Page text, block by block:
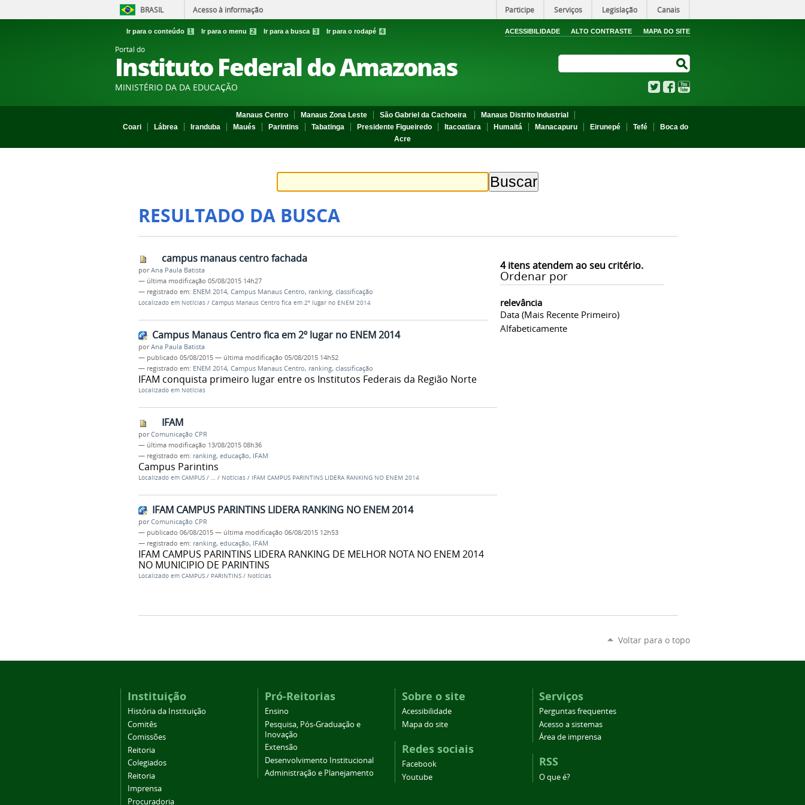
BRASIL Acesso à informação Participe Serviços Legislação Canais
Ir para o conteúdo 1 Ir para o menu 2 Ir para a busca 3 Ir para o rodapé 4 ACESSIBILIDADE ALTO CONTRASTE MAPA DO SITE
Portal do
Instituto Federal do Amazonas
MINISTÉRIO DA DA EDUCAÇÃO TwitterFacebook
Manaus Centro Manaus Zona Leste São Gabriel da Cachoeira
Manaus Distrito Industrial
Coari
Lábrea Iranduba Maués Parintins Tabatinga Presidente Figueiredo Itacoatiara Humaitá Manacapuru Eirunepé Tefé
Boca do
Acre
RESULTADO DA BUSCA
4itens atendem ao seu critério.
Ordenar por
relevância
Data (mais Recente Primeiro)
Alfabeticamente
campus manaus centro fachada
porAna Paula Batista
— última modificação 05/08/2015 14h27
— registrado em: ENEM 2014, Campus Manaus Centro, ranking, classificação
Localizado em Notícias / Campus Manaus Centro fica em 2º lugar no ENEM 2014
Campus Manaus Centro fica em 2º lugar no ENEM 2014
porAna Paula Batista
— publicado 05/08/2015 — última modificação 05/08/2015 14h52
— registrado em: ENEM 2014, Campus Manaus Centro, ranking, classificação
IFAM conquista primeiro lugar entre os Institutos Federais da Região Norte
Localizado em Notícias
IFAM
porComunicação CPR
— última modificação 13/08/2015 08h36
— registrado em: ranking, educação, IFAM
Campus Parintins
Localizado em CAMPUS / … / Notícias / IFAM CAMPUS PARINTINS LIDERA RANKING NO ENEM 2014
IFAM CAMPUS PARINTINS LIDERA RANKING NO ENEM 2014
porComunicação CPR
— publicado 06/08/2015 — última modificação 06/08/2015 12h53
— registrado em: ranking, educação, IFAM
IFAM CAMPUS PARINTINS LIDERA RANKING DE MELHOR NOTA NO ENEM 2014
NO MUNICIPIO DE PARINTINS
Localizado em CAMPUS / PARINTINS / Notícias
Voltar para o topo
Instituição
História da Instituição
Comitês
Comissões
Reitoria
Colegiados
Reitoria
Imprensa
Procuradoria
Pró-Reitorias
Ensino
Pesquisa, Pós-Graduação e
Inovação
Extensão
Desenvolvimento Institucional
Administração e Planejamento
Sobre o site
Acessibilidade
Mapa do site
Redes sociais
Facebook
Youtube
Serviços
Perguntas frequentes
Acesso a sistemas
Área de imprensa
RSS
O que é?